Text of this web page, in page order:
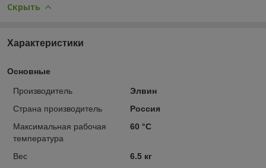
Скрыть
Характеристики
Основные
Производитель
Элвин
Страна производитель
Россия
Максимальная рабочая
температура
60 °С
Вес
6.5 кг